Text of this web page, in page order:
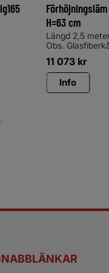
H=63 cm
Längd 2,5
Obs.
Ökar
ramp baktill,
lastning och
11 073 kr
Info